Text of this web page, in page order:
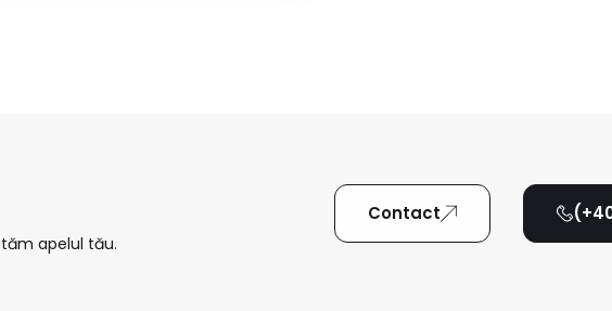
apelul tău.
Contact